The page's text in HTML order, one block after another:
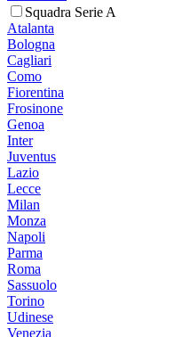
Squadra Serie A
Atalanta
Bologna
Cagliari
Como
Fiorentina
Frosinone
Genoa
Inter
Juventus
Lazio
Lecce
Milan
Monza
Napoli
Parma
Roma
Sassuolo
Torino
Udinese
Venezia